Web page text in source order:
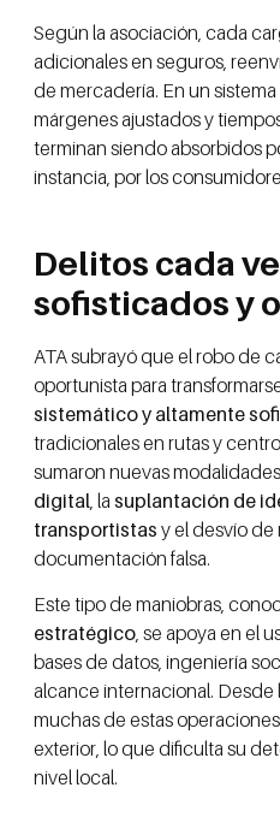
Según la asociación, cada
adicionales en seguros,
de mercadería. En un
márgenes ajustados y
terminan siendo absorbidos
instancia, por los
Delitos cada
sofisticados y
ATA subrayó que el robo de
oportunista para
sistemático y altamente
tradicionales en rutas y
sumaron nuevas
digital , la suplantación de
transportistas y el desvío
documentación falsa.
Este tipo de maniobras,
estratégico, se apoya en el
bases de datos, ingeniería
alcance internacional.
muchas de estas
exterior, lo que dificulta su
nivel local.